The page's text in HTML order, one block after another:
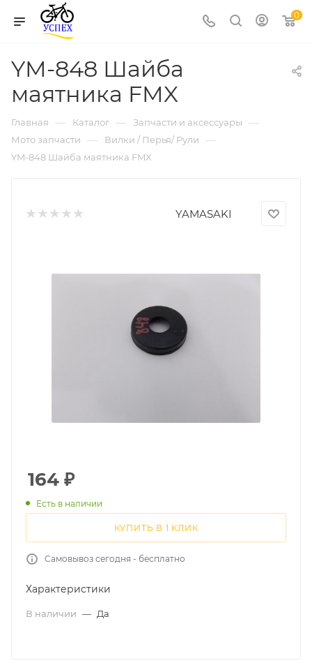
0
YM-848 Шайба
маятника FMX
Главная — Каталог — Запчасти и аксессуары —
Мото запчасти — Вилки / Перья/ Рули —
YM-848 Шайба маятника FMX
YAMASAKI
164 ₽
Есть в наличии
КУПИТЬ В 1 КЛИК
Самовывоз сегодня - бесплатно
Характеристики
В наличии — Да